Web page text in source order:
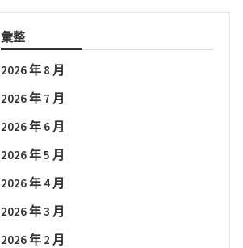
彙整
2026 年 8 月
2026 年 7 月
2026 年 6 月
2026 年 5 月
2026 年 4 月
2026 年 3 月
2026 年 2 月